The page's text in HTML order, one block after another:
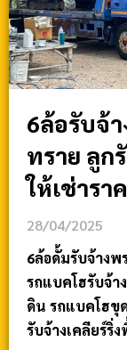
6ล้อรับจ้
ทราย ลูก
ให้เช่ารา
28/04/2025
6ล้อดั้มรับจ้างพ
รถแบคโฮรับจ้า
ดิน รถแบคโฮขุ
รับจ้างเคลียร์ริ่